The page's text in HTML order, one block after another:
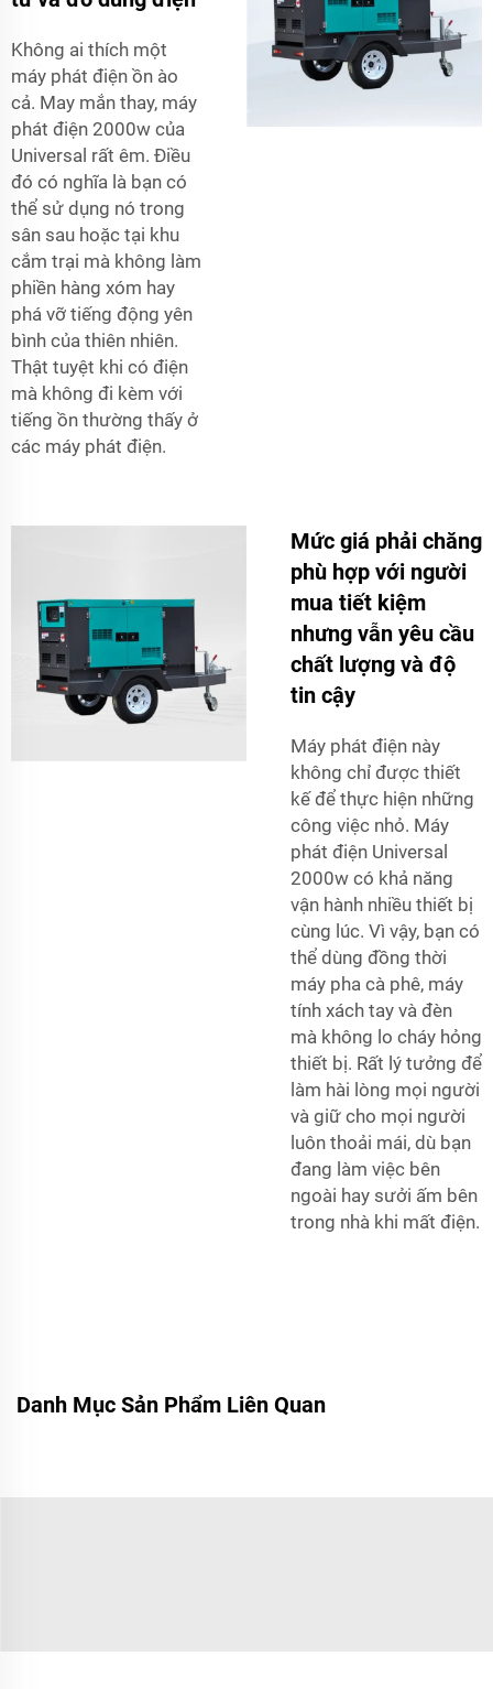
Không ai thích một
máy phát điện ồn ào
cả. May mắn thay, máy
phát điện 2000w của
Universal rất êm. Điều
đó có nghĩa là bạn có
thể sử dụng nó trong
sân sau hoặc tại khu
cắm trại mà không làm
phiền hàng xóm hay
phá vỡ tiếng động yên
bình của thiên nhiên.
Thật tuyệt khi có điện
mà không đi kèm với
tiếng ồn thường thấy ở
các máy phát điện.
Mức giá phải chăng
phù hợp với người
mua tiết kiệm
nhưng vẫn yêu cầu
chất lượng và độ
tin cậy
Máy phát điện này
không chỉ được thiết
kế để thực hiện những
công việc nhỏ. Máy
phát điện Universal
2000w có khả năng
vận hành nhiều thiết bị
cùng lúc. Vì vậy, bạn có
thể dùng đồng thời
máy pha cà phê, máy
tính xách tay và đèn
mà không lo cháy hỏng
thiết bị. Rất lý tưởng để
làm hài lòng mọi người
và giữ cho mọi người
luôn thoải mái, dù bạn
đang làm việc bên
ngoài hay sưởi ấm bên
trong nhà khi mất điện.
Danh Mục Sản Phẩm Liên Quan